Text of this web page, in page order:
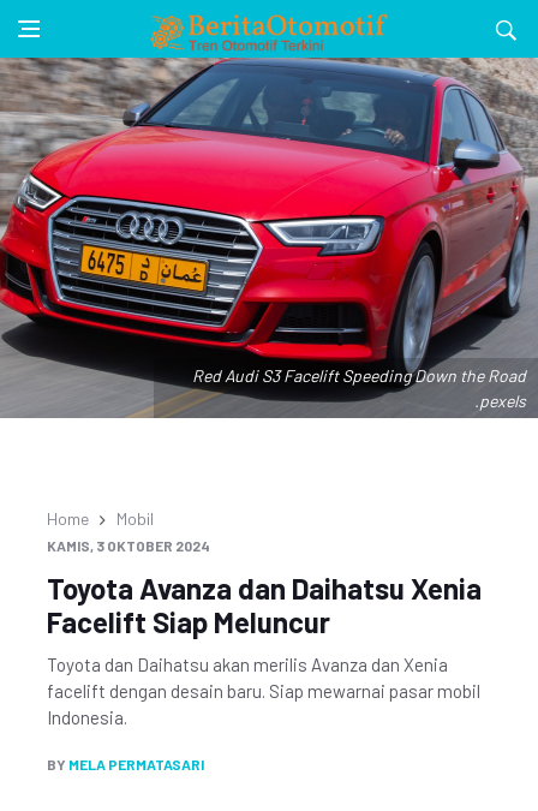
Red Audi S3 Facelift Speeding Down the Road
.pexels
Home Mobil
KAMIS, 3 OKTOBER 2024
Toyota Avanza dan Daihatsu Xenia
Facelift Siap Meluncur
Toyota dan Daihatsu akan merilis Avanza dan Xenia
facelift dengan desain baru. Siap mewarnai pasar mobil
Indonesia.
BY MELA PERMATASARI